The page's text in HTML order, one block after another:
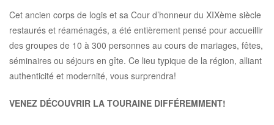
Cet ancien corps de logis et sa Cour d’honneur du XIXème siècle
restaurés et réaménagés, a été entièrement pensé pour accueillir
des groupes de 10 à 300 personnes au cours de mariages, fêtes,
séminaires ou séjours en gîte. Ce lieu typique de la région, alliant
authenticité et modernité, vous surprendra!
VENEZ DÉCOUVRIR LA TOURAINE DIFFÉREMMENT!